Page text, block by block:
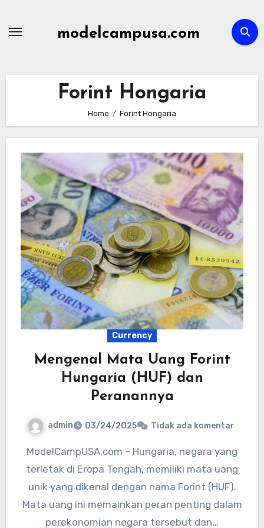
modelcampusa.com
Forint Hongaria
Home Forint Hongaria
Currency
Mengenal Mata Uang Forint
Hungaria (HUF) dan
Peranannya
admin 03/24/2025 Tidak ada komentar
ModelCampUSA.com – Hungaria, negara yang
terletak di Eropa Tengah, memiliki mata uang
unik yang dikenal dengan nama Forint (HUF).
Mata uang ini memainkan peran penting dalam
perekonomian negara tersebut dan…